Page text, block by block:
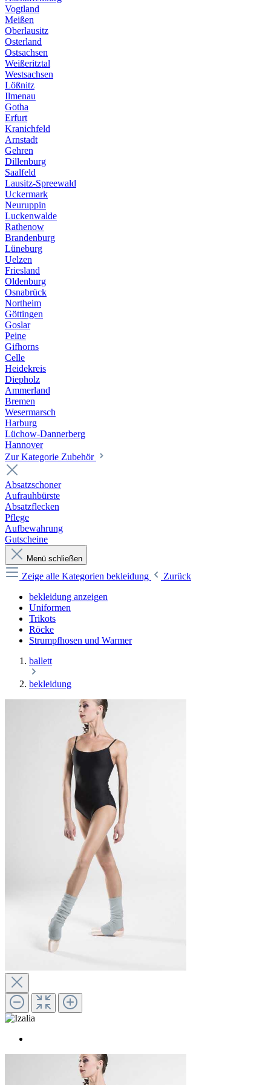
Vogtland
Meißen
Oberlausitz
Osterland
Ostsachsen
Weißeritztal
Westsachsen
Lößnitz
Ilmenau
Gotha
Erfurt
Kranichfeld
Arnstadt
Gehren
Dillenburg
Saalfeld
Lausitz-Spreewald
Uckermark
Neuruppin
Luckenwalde
Rathenow
Brandenburg
Lüneburg
Uelzen
Friesland
Oldenburg
Osnabrück
Northeim
Göttingen
Goslar
Peine
Gifhorns
Celle
Heidekreis
Diepholz
Ammerland
Bremen
Wesermarsch
Harburg
Lüchow-Dannerberg
Hannover
Zur Kategorie Zubehör
Absatzschoner
Aufrauhbürste
Absatzflecken
Pflege
Aufbewahrung
Gutscheine
Menü schließen
Zeige alle Kategorien bekleidung
Zurück
bekleidung anzeigen
Uniformen
Trikots
Röcke
Strumpfhosen und Warmer
ballett
bekleidung